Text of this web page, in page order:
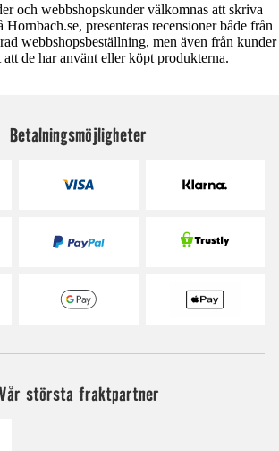
och webbshopskunder välkomnas att skriva
presenteras recensioner både från
webbshopsbeställning, men även från kunder
de har använt eller köpt produkterna.
Betalningsmöjligheter
största fraktpartner